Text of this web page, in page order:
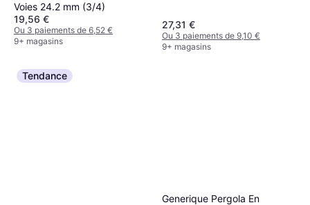
Voies 24.2 mm (3/4)
19,56 €
Ou 3 paiements de 6,52 €
9+ magasins
27,31 €
Ou 3 paiements de 9,10 €
9+ magasins
Tendance
Generique Pergola En